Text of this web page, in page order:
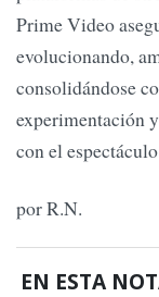
Prime Video
evolucionando,
consolidándose
experimentación
con el
por R.N.
EN ESTA